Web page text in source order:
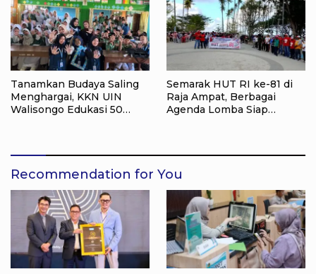
Tanamkan Budaya Saling
Menghargai, KKN UIN
Walisongo Edukasi 50
Semarak HUT RI ke-81 di
Raja Ampat, Berbagai
Agenda Lomba Siap
Recommendation for You